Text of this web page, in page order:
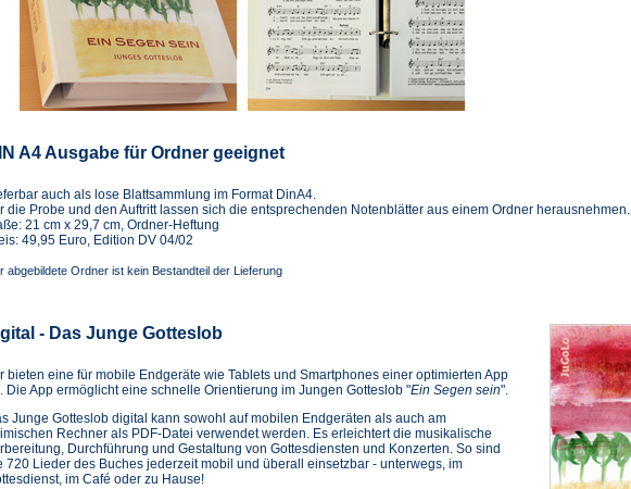
A4 Ausgabe für Ordner geeignet
auch als lose Blattsammlung im Format DinA4.
die Probe und den Auftritt lassen sich die entsprechenden Notenblätter aus einem Ordner herausnehmen.
21 cm x 29,7 cm, Ordner-Heftung
49,95 Euro, Edition DV 04/02
abgebildete Ordner ist kein Bestandteil der Lieferung
- Das Junge Gotteslob
bieten eine für mobile Endgeräte wie Tablets und Smartphones einer optimierten App
Die App ermöglicht eine schnelle Orientierung im Jungen Gotteslob "Ein Segen sein".
Junge Gotteslob digital kann sowohl auf mobilen Endgeräten als auch am
Rechner als PDF-Datei verwendet werden. Es erleichtert die musikalische
Durchführung und Gestaltung von Gottesdiensten und Konzerten. So sind
720 Lieder des Buches jederzeit mobil und überall einsetzbar - unterwegs, im
im Café oder zu Hause!